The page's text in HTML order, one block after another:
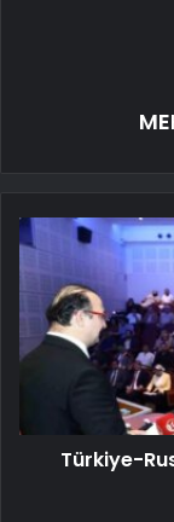
Türkiye-